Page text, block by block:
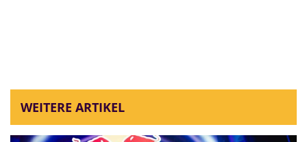
WEITERE ARTIKEL